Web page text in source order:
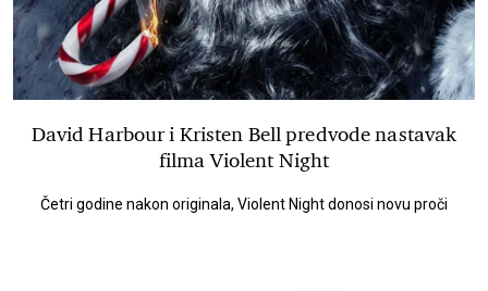
David Harbour i Kristen Bell predvode nastavak
filma Violent Night
Četri godine nakon originala, Violent Night donosi novu proči